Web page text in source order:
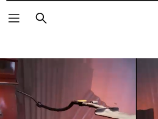
Pesquisar